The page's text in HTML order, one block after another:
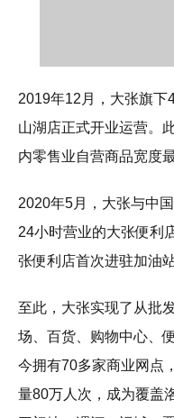
2019年12月，大张旗下
山湖店正式开业运营。
内零售业自营商品宽度
2020年5月，大张与中
24小时营业的大张便利
张便利店首次进驻加油站
至此，大张实现了从批
场、百货、购物中心、
今拥有70多家商业网点
量80万人次，成为覆盖